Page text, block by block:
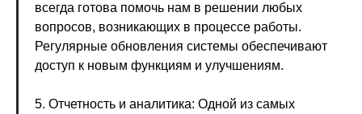
всегда готова помочь нам в решении любых
вопросов, возникающих в процессе работы.
Регулярные обновления системы обеспечивают
доступ к новым функциям и улучшениям.
5. Отчетность и аналитика: Одной из самых